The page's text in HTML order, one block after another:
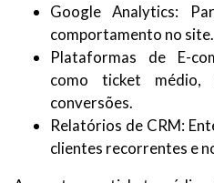
Google Analytics:
comportamento no site.
Plataformas de E-
como ticket médio,
conversões.
Relatórios de CRM:
clientes recorrentes e